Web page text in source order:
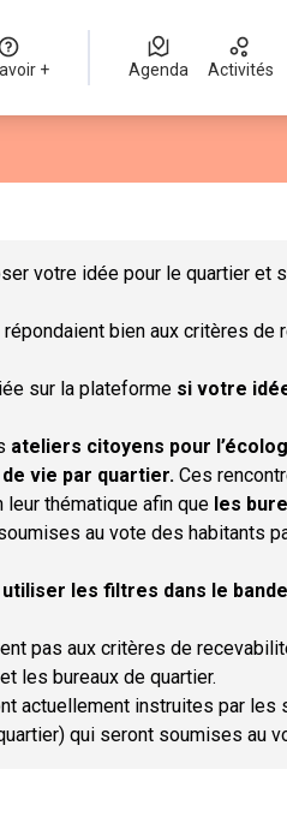
+ Agenda Activités
votre idée pour le quartier et
bien aux critères de
sur la plateforme si votre
ateliers citoyens pour
vie par quartier. Ces
thématique afin que les
au vote des habitants
les filtres dans le
pas aux critères de
les bureaux de quartier.
actuellement instruites par les
qui seront soumises au